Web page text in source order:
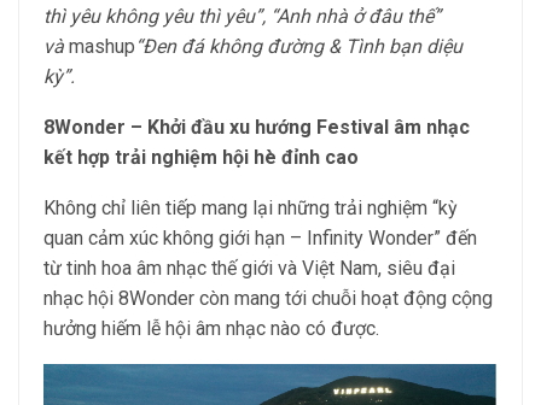
thì yêu không yêu thì yêu”, “Anh nhà ở đâu thế”
và mashup “Đen đá không đường & Tình bạn diệu
kỳ”.
8Wonder – Khởi đầu xu hướng Festival âm nhạc
kết hợp trải nghiệm hội hè đỉnh cao
Không chỉ liên tiếp mang lại những trải nghiệm “kỳ
quan cảm xúc không giới hạn – Infinity Wonder” đến
từ tinh hoa âm nhạc thế giới và Việt Nam, siêu đại
nhạc hội 8Wonder còn mang tới chuỗi hoạt động cộng
hưởng hiếm lễ hội âm nhạc nào có được.